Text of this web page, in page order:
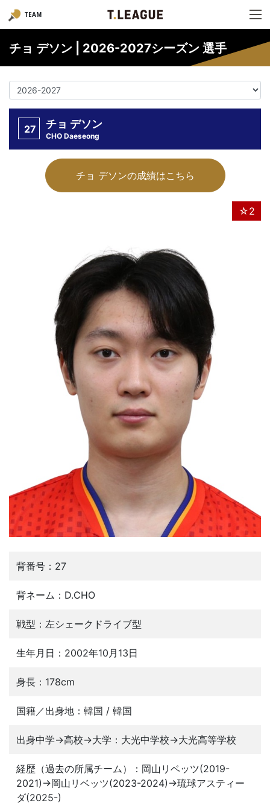
TEAM
チョ デソン | 2026-2027シーズン 選手
27 チョ デソン
CHO Daeseong
チョ デソンの成績はこちら
☆2
背番号：27
背ネーム：D.CHO
戦型：左シェークドライブ型
生年月日：2002年10月13日
身長：178cm
国籍／出身地：韓国 / 韓国
出身中学→高校→大学：大光中学校→大光高等学校
経歴（過去の所属チーム）：岡山リベッツ(2019-
2021)→岡山リベッツ(2023-2024)→琉球アスティー
ダ(2025-)